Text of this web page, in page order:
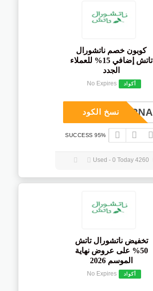
كوبون خصم ناتشورال
تاتش إضافي 15% للعملاء
الجدد
أكواد No Expires
COUPNAنسخ الكود
95% SUCCESS
تخفيض ناتشورال تاتش
50% على عروض نهاية
الموسم 2026
أكواد No Expires